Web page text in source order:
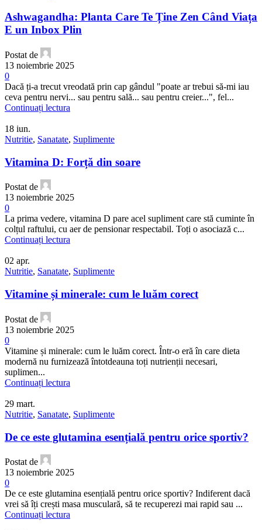
Ashwagandha: Planta Care Te Ține Zen Când Viața
E un Inbox Plin
Postat de
13 noiembrie 2025
0
Dacă ți-a trecut vreodată prin cap gândul "poate ar trebui să-mi iau
ceva pentru nervi... sau pentru sală... sau pentru creier...", fel...
Continuați lectura
18 iun.
Nutritie, Sanatate, Suplimente
Vitamina D: Forță din soare
Postat de
13 noiembrie 2025
0
La prima vedere, vitamina D pare acel supliment care stă cuminte în
colțul raftului, cu aer de pensionar respectabil. Toți o asociază c...
Continuați lectura
02 apr.
Nutritie, Sanatate, Suplimente
Vitamine și minerale: cum le luăm corect
Postat de
13 noiembrie 2025
0
Vitamine și minerale: cum le luăm corect. Într-o eră în care dieta
modernă nu furnizează întotdeauna toți nutrienții necesari,
suplimen...
Continuați lectura
29 mart.
Nutritie, Sanatate, Suplimente
De ce este glutamina esențială pentru orice sportiv?
Postat de
13 noiembrie 2025
0
De ce este glutamina esențială pentru orice sportiv? Indiferent dacă
vrei să îți crești masa musculară, să te recuperezi mai rapid sau ...
Continuați lectura